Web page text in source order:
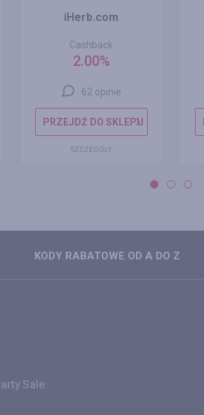
iHerb.com
Cashback
2.00%
62 opinie
PRZEJDŹ DO SKLEPU
SZCZEGÓŁY
KODY RABATOWE OD A DO Z